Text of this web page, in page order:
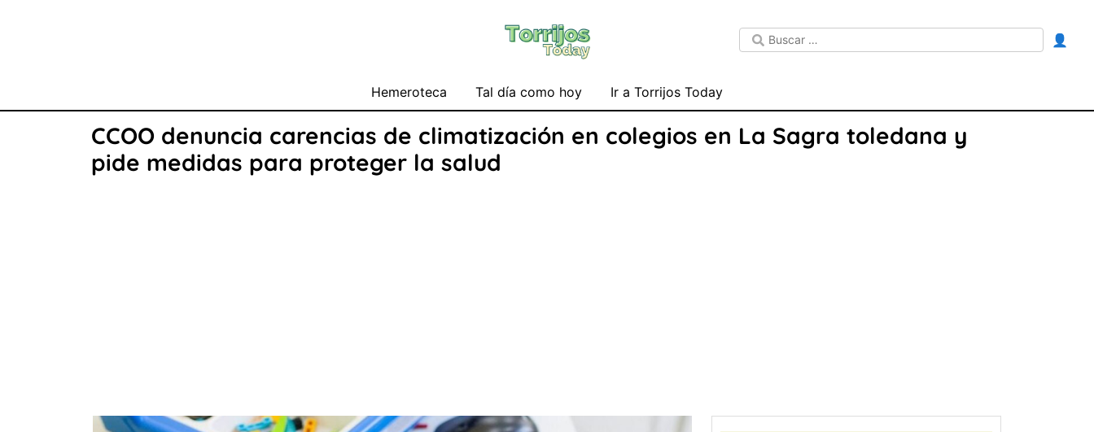
👤
Hemeroteca Tal día como hoy Ir a Torrijos Today
CCOO denuncia carencias de climatización en colegios en La Sagra toledana y
pide medidas para proteger la salud